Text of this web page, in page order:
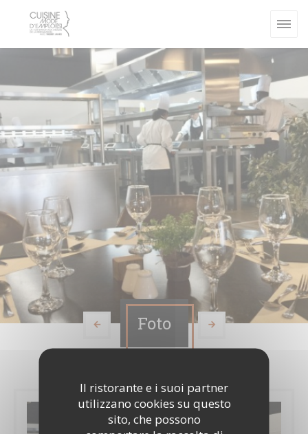
Il ristorante e i suoi partner
utilizzano cookies su questo
sito, che possono
Foto